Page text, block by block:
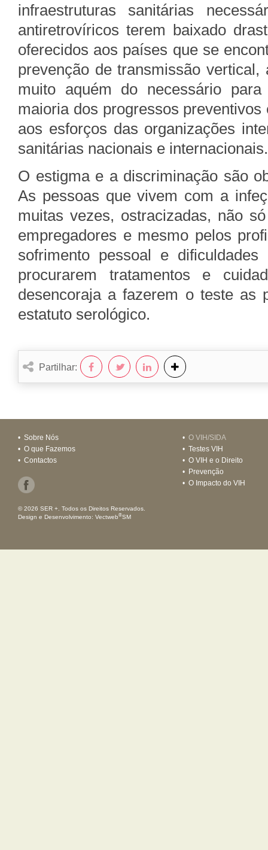
infraestruturas sanitárias
antiretrovíricos terem baixado
oferecidos aos países que se
prevenção de transmissão
muito aquém do necessário
maioria dos progressos
aos esforços das organizações
sanitárias nacionais e internacionais.
O estigma e a discriminação são
As pessoas que vivem com a
muitas vezes, ostracizadas, não
empregadores e mesmo pelos
sofrimento pessoal e
procurarem tratamentos e
desencoraja a fazerem o teste as
estatuto serológico.
Partilhar:
• Sobre Nós
• O que Fazemos
• Contactos
• O VIH/SIDA
• Testes VIH
• O VIH e o Direito
• Prevenção
• O Impacto do VIH
© 2026 SER +. Todos os Direitos Reservados.
Design e Desenvolvimento: Vectweb®SM